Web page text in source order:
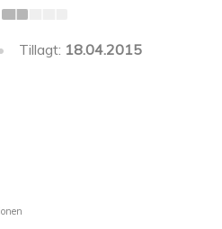
Tillagt: 18.04.2015